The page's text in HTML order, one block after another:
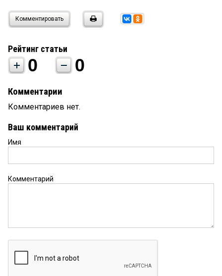
Комментировать
Рейтинг статьи
0 0
Комментарии
Комментариев нет.
Ваш комментарий
Имя
Комментарий